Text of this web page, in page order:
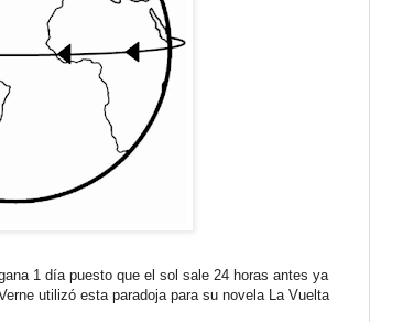
1 día puesto que el sol sale 24 horas antes ya
utilizó esta paradoja para su novela La Vuelta